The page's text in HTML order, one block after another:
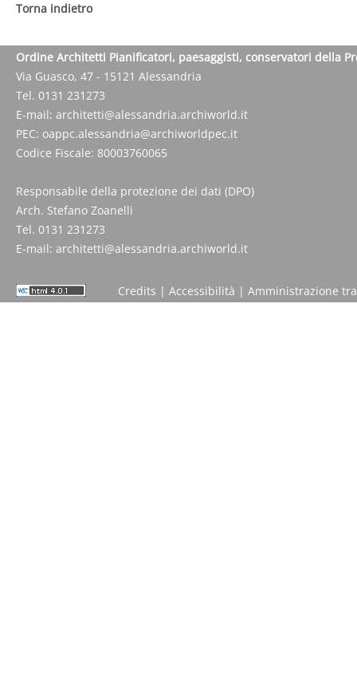
Torna indietro
Ordine Architetti Pianificatori, paesaggisti, conservatori della
Via Guasco, 47 - 15121 Alessandria
Tel. 0131 231273
E-mail: architetti@alessandria.archiworld.it
PEC: oappc.alessandria@archiworldpec.it
Codice Fiscale: 80003760065
Responsabile della protezione dei dati (DPO)
Arch. Stefano Zoanelli
Tel. 0131 231273
E-mail: architetti@alessandria.archiworld.it
Credits | Accessibilità | Amministrazione